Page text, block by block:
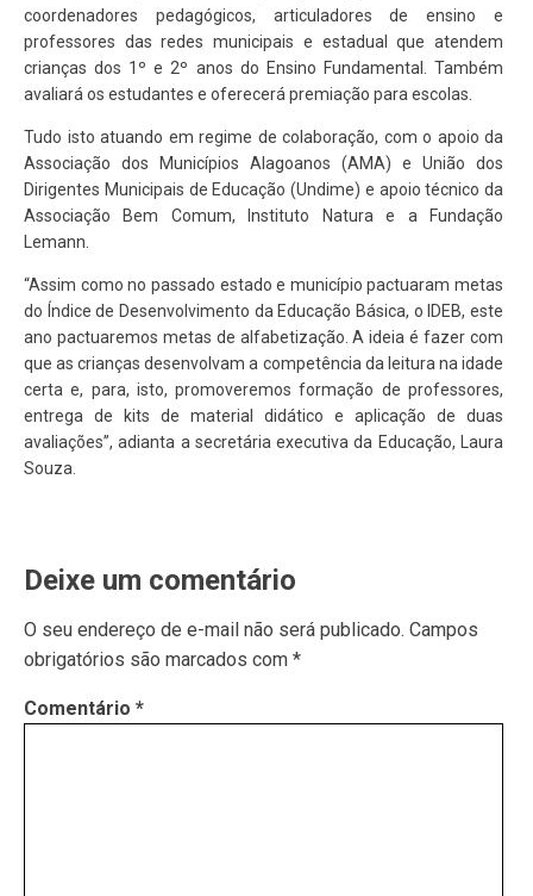
coordenadores pedagógicos, articuladores de ensino e
professores das redes municipais e estadual que atendem
crianças dos 1º e 2º anos do Ensino Fundamental. Também
avaliará os estudantes e oferecerá premiação para escolas.
Tudo isto atuando em regime de colaboração, com o apoio da
Associação dos Municípios Alagoanos (AMA) e União dos
Dirigentes Municipais de Educação (Undime) e apoio técnico da
Associação Bem Comum, Instituto Natura e a Fundação
Lemann.
“Assim como no passado estado e município pactuaram metas
do Índice de Desenvolvimento da Educação Básica, o IDEB, este
ano pactuaremos metas de alfabetização. A ideia é fazer com
que as crianças desenvolvam a competência da leitura na idade
certa e, para, isto, promoveremos formação de professores,
entrega de kits de material didático e aplicação de duas
avaliações”, adianta a secretária executiva da Educação, Laura
Souza.
Deixe um comentário
O seu endereço de e-mail não será publicado. Campos
obrigatórios são marcados com *
Comentário *